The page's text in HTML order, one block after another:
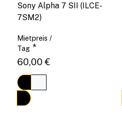
Sony Alpha 7 SII (ILCE-
7SM2)
Mietpreis /
Tag *
60,00 €